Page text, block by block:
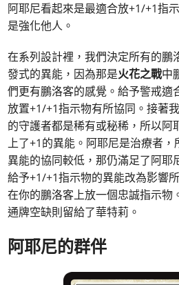
阿耶尼看起來是最適合放+1/+1指
是強化他人。
在系列設計裡，我們決定所有的鵬
發式的異能，因為那是火花之戰中
們更有鵬洛客的感覺。給予警戒適
放置+1/+1指示物有所協同。接著
的守護者都是稀有或秘稀，所以阿
上了+1的異能。阿耶尼是治療者
異能的協同較低，那仍滿足了阿耶
給予+1/+1指示物的異能改為影響
在你的鵬洛客上放一個忠誠指示物
通牌空缺則留給了華特莉。
阿耶尼的群伴